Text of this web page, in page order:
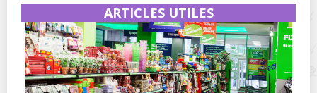
ARTICLES UTILES